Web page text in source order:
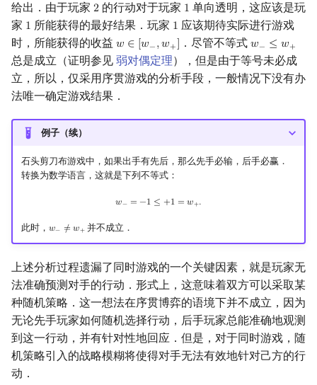
给出．由于玩家 2
2 的行动对于玩家 1
1 单向透明，这应该是玩
家 1
1 所能获得的最好结果．玩家 1
1 应该期待实际进行游戏
时，所能获得的收益 𝑤 ∈ [𝑤−,𝑤+]
w ∈[ w−,w+] ．尽管不等式𝑤− ≤ 𝑤+
w−≤w +
总是成立（证明参见 弱对偶定理），但是由于等号未必成
立，所以，仅采用序贯游戏的分析手段，一般情况下没有办
法唯一确定游戏结果．
例子（续）
石头剪刀布游戏中，如果出手有先后，那么先手必输，后手必赢．
转换为数学语言，这就是下列不等式：
𝑤− = −1 ≤ +1 = 𝑤+.
w −=− 1≤ 1=w +.
此时， 𝑤− ≠ 𝑤+
w−≠ w+ 并不成立．
上述分析过程遗漏了同时游戏的一个关键因素，就是玩家无
法准确预测对手的行动．形式上，这意味着双方可以采取某
种随机策略．这一想法在序贯博弈的语境下并不成立，因为
无论先手玩家如何随机选择行动，后手玩家总能准确地观测
到这一行动，并有针对性地回应．但是，对于同时游戏，随
机策略引入的战略模糊将使得对手无法有效地针对己方的行
动．